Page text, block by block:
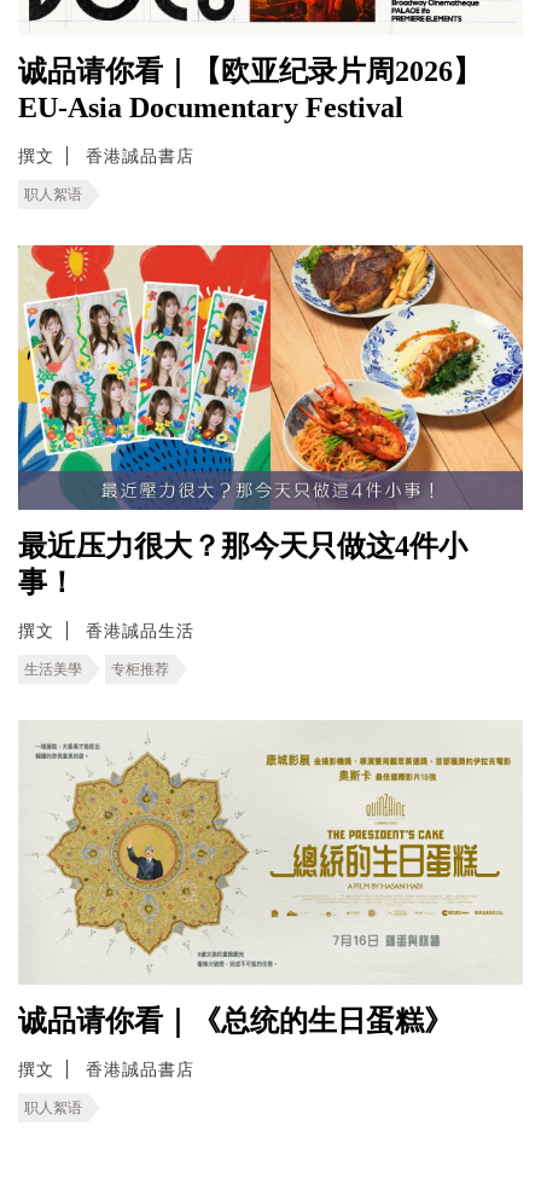
诚品请你看｜【欧亚纪录片周2026】
EU-Asia Documentary Festival
撰文 香港誠品書店
职人絮语
最近压力很大？那今天只做这4件小
事！
撰文 香港誠品生活
生活美學 专柜推荐
诚品请你看｜《总统的生日蛋糕》
撰文 香港誠品書店
职人絮语